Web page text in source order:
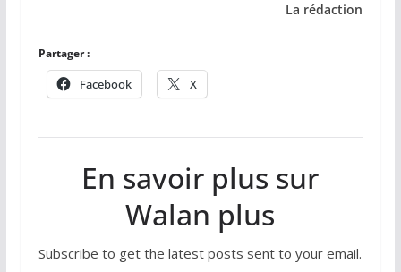
La rédaction
Partager :
Facebook X
En savoir plus sur
Walan plus
Subscribe to get the latest posts sent to your email.